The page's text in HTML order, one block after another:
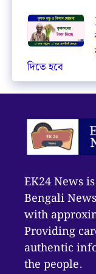
দিতে হবে
EK24 News is
Bengali
with
Providing
authentic
the people.